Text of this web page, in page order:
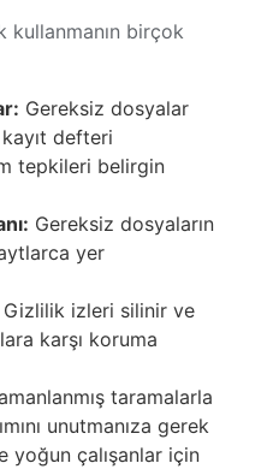
kullanmanın birçok
Gereksiz dosyalar
defteri
tepkileri belirgin
Gereksiz dosyaların
yer
Gizlilik izleri silinir ve
karşı koruma
taramalarla
unutmanıza gerek
yoğun çalışanlar için